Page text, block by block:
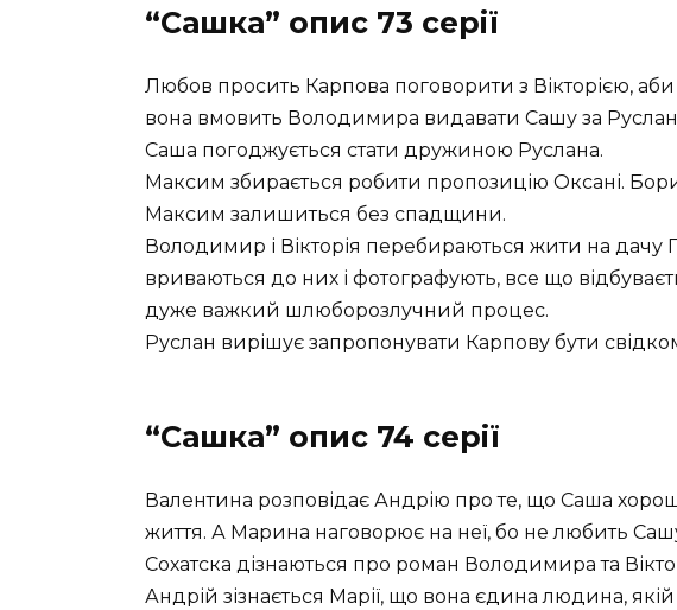
“Сашка” опис 73 серії
Любов просить Карпова поговорити з Вікторією, аби
вона вмовить Володимира видавати Сашу за
Саша погоджується стати дружиною Руслана.
Максим збирається робити пропозицію Оксані.
Максим залишиться без спадщини.
Володимир і Вікторія перебираються жити на
вриваються до них і фотографують, все що
дуже важкий шлюборозлучний процес.
Руслан вирішує запропонувати Карпову бути свідком
“Сашка” опис 74 серії
Валентина розповідає Андрію про те, що Саша
життя. А Марина наговорює на неї, бо не любить
Сохатска дізнаються про роман Володимира та
Андрій зізнається Марії, що вона єдина людина, якій